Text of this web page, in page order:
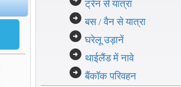
ट्रेन से यात्रा
arrow_circle_right बस / वैन से यात्रा
arrow_circle_right घरेलू उड़ानें
arrow_circle_right थाईलैंड में नावे
arrow_circle_right बैंकॉक परिवहन